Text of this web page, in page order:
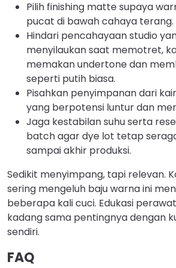
Pilih finishing matte supaya
pucat di bawah cahaya terang.
Hindari pencahayaan studio
menyilaukan saat memotret,
memakan undertone dan
seperti putih biasa.
Pisahkan penyimpanan dari
yang berpotensi luntur dan
Jaga kestabilan suhu serta
batch agar dye lot tetap
sampai akhir produksi.
Sedikit menyimpang, tapi relevan.
sering mengeluh baju warna ini
beberapa kali cuci. Edukasi
kadang sama pentingnya dengan
sendiri.
FAQ